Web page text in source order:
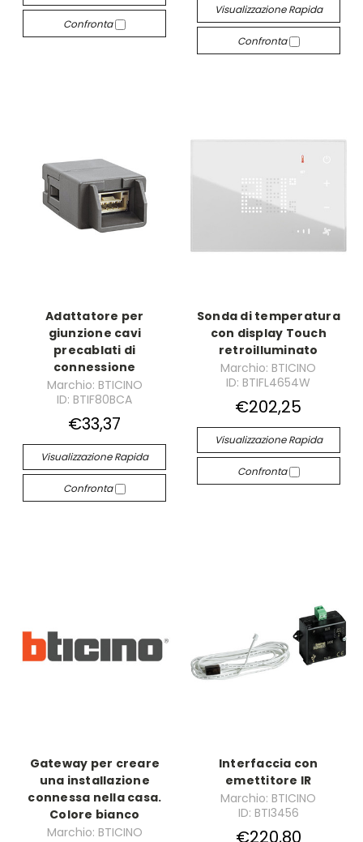
Confronta
Visualizzazione Rapida
Confronta
Adattatore per
giunzione cavi
precablati di
connessione
Marchio: BTICINO
ID: BTIF80BCA
€33,37
Visualizzazione Rapida
Confronta
Sonda di temperatura
con display Touch
retroilluminato
Marchio: BTICINO
ID: BTIFL4654W
€202,25
Visualizzazione Rapida
Confronta
Gateway per creare
una installazione
connessa nella casa.
Colore bianco
Marchio: BTICINO
Interfaccia con
emettitore IR
Marchio: BTICINO
ID: BTI3456
€220,80